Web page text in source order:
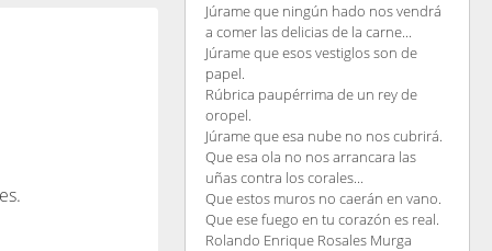
Júrame que ningún hado nos vendrá
a comer las delicias de la carne...
Júrame que esos vestiglos son de
papel.
Rúbrica paupérrima de un rey de
oropel.
Júrame que esa nube no nos cubrirá.
Que esa ola no nos arrancara las
uñas contra los corales...
Que estos muros no caerán en vano.
Que ese fuego en tu corazón es real.
Rolando Enrique Rosales Murga